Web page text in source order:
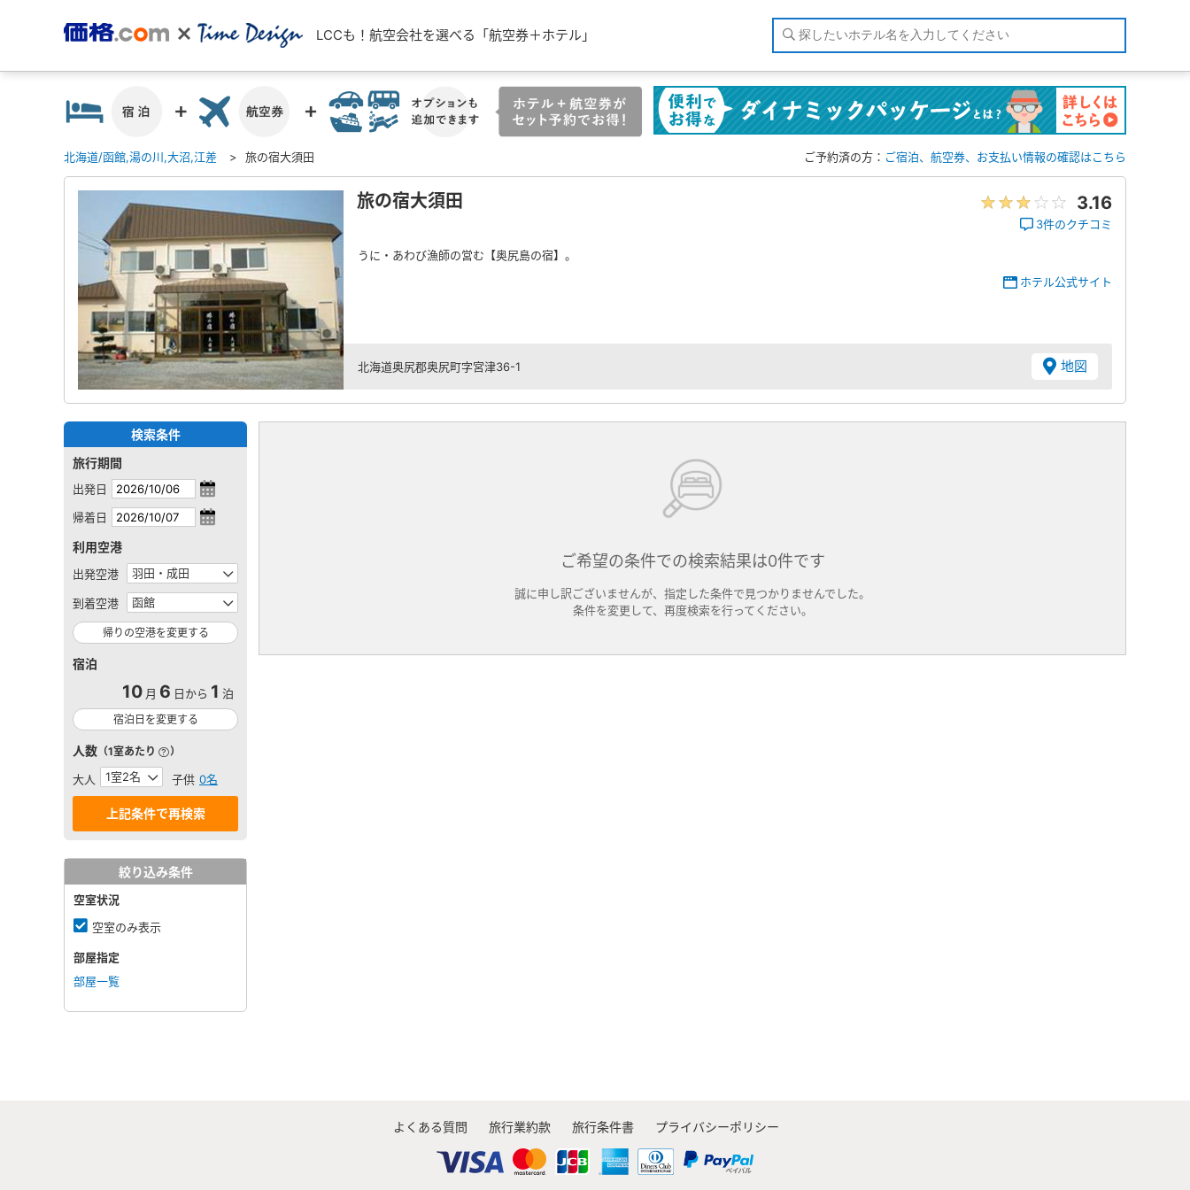
LCCも！航空会社を選べる「航空券＋ホテル」
北海道/函館,湯の川,大沼,江差 旅の宿大須田 ご予約済の方： ご宿泊、航空券、お支払い情報の確認はこちら
旅の宿大須田 3.16
3件のクチコミ
うに・あわび漁師の営む【奥尻島の宿】。
ホテル公式サイト
北海道奥尻郡奥尻町字宮津36-1 地図
検索条件
旅行期間
出発日
帰着日
利用空港
出発空港
到着空港
帰りの空港を変更する
宿泊
10 月 6 日から 1 泊
宿泊日を変更する
人数 （1室あたり ）
大人 子供 0名
絞り込み条件
空室状況
空室のみ表示
部屋指定
部屋一覧
ご希望の条件での検索結果は0件です
誠に申し訳ございませんが、指定した条件で見つかりませんでした。
条件を変更して、再度検索を行ってください。
よくある質問 旅行業約款 旅行条件書 プライバシーポリシー